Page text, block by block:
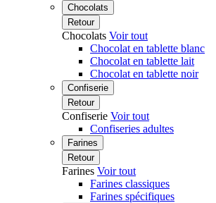
Chocolats
Retour
Chocolats Voir tout
Chocolat en tablette blanc
Chocolat en tablette lait
Chocolat en tablette noir
Confiserie
Retour
Confiserie Voir tout
Confiseries adultes
Farines
Retour
Farines Voir tout
Farines classiques
Farines spécifiques